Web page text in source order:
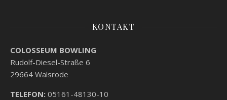
KONTAKT
COLOSSEUM BOWLING
Rudolf-Diesel-Straße 6
29664 Walsrode
TELEFON: 05161-48130-10